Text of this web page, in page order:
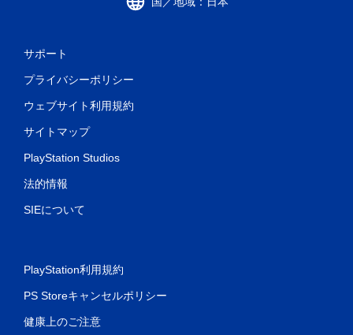
サポート
プライバシーポリシー
ウェブサイト利用規約
サイトマップ
PlayStation Studios
法的情報
SIEについて
PlayStation利用規約
PS Storeキャンセルポリシー
健康上のご注意